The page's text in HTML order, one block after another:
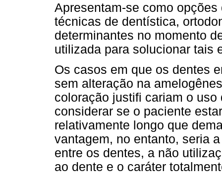
Apresentam-se como
técnicas de dentística,
determinantes no momento
utilizada para solucionar tais
Os casos em que os dentes
sem alteração na
coloração justifi cariam o
considerar se o paciente
relativamente longo que
vantagem, no entanto, seria
entre os dentes, a não
ao dente e o caráter